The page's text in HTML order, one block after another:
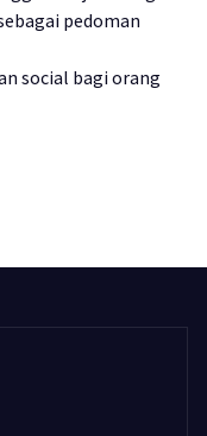
pedoman
social bagi orang